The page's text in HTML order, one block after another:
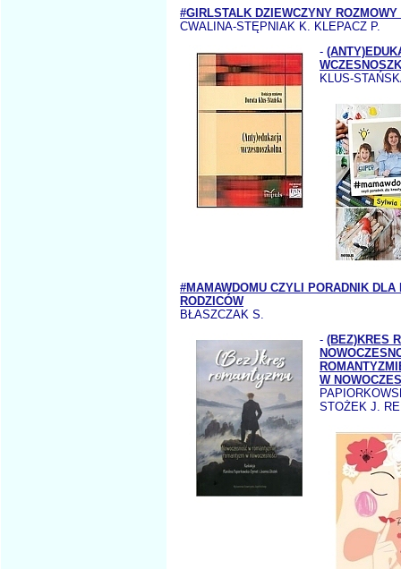
#GIRLSTALK DZIEWCZYNY ROZMOWY
CWALINA-STĘPNIAK K. KLEPACZ P.
-
KLUS-
#MAMAWDOMU CZYLI PORADNIK DLA
RODZICÓW
BŁASZCZAK S.
- (BEZ)KRES
W
STOŻEK J.